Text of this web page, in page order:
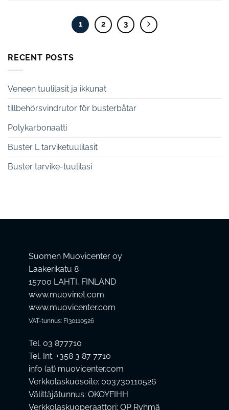
1 2 3
RECENT POSTS
Veneen tuulilasit ja ikkunat
tillbehörsvindrutor för busterbåtar
Polykarbonaatti
Buster L tarviketuulilasit
Buster tarvike-tuulilasi
Suomen Muovicenter oy
Laakerikatu 8
15700 LAHTI, FINLAND
www.muovinet.com
www.muovicenter.com
VAT-tunnus: FI30110526
Tel. 03 877710
Tel. Int. +358 3 87 7710
info (at) muovicenter.com
Verkkolaskuosoite: 003730110526
Välittäjätunnus: OKOYFIHH
Verkkolaskuoperaattori: OP Ryhmä